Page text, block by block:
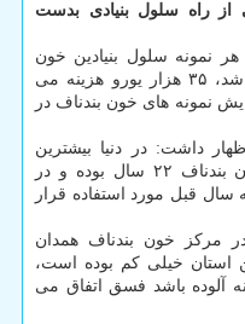
از راه سلول بنیادی بدست
نمونه سلول بنیادین خون
بندنافی که در کشور وجود نداشته باشد، ۳۵ هزار یورو هزینه می
نمونه های خون بندناف در
داشت: در دنیا بیشترین
مدت نگهداری سلول های بنیادی خون بندناف ۲۲ سال بوده و در
است که سال قبل مورد استفاده قرار
۵۰۰۰ نمونه در مرکز خون بندناف همدان
استان خیلی کم بوده است،
آلوده باشد فسق اتفاق می